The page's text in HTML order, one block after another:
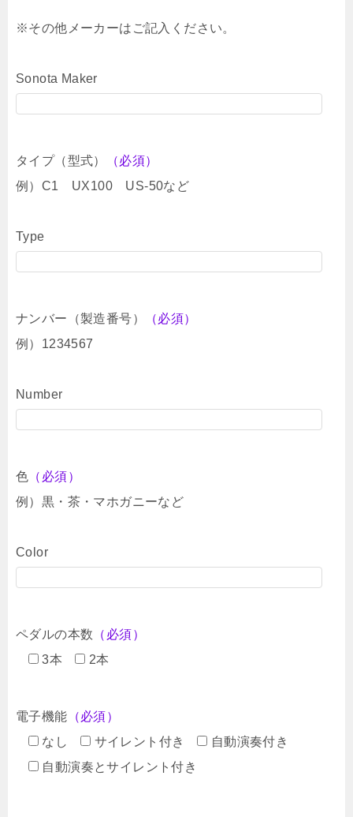
※その他メーカーはご記入ください。
Sonota Maker
タイプ（型式）
（必須）
例）C1 UX100 US-50など
Type
ナンバー（製造番号）
（必須）
例）1234567
Number
色 （必須）
例）黒・茶・マホガニーなど
Color
ペダルの本数 （必須）
3本
2本
電子機能 （必須）
なし
サイレント付き
自動演奏付き
自動演奏とサイレント付き